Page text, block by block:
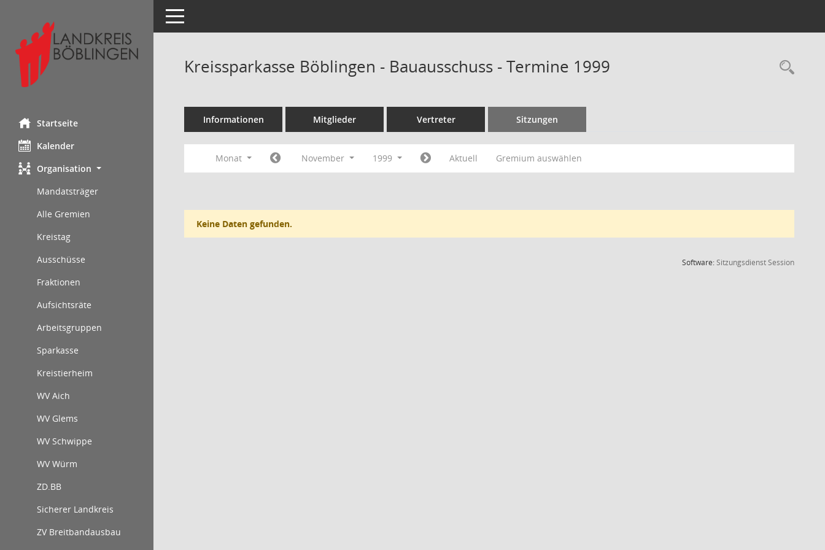
Startseite
Kalender
Organisation
Mandatsträger
Alle Gremien
Kreistag
Ausschüsse
Fraktionen
Aufsichtsräte
Arbeitsgruppen
Sparkasse
Kreistierheim
WV Aich
WV Glems
WV Schwippe
WV Würm
ZD.BB
Sicherer Landkreis
ZV Breitbandausbau
Toggle navigation
Kreissparkasse Böblingen - Bauausschuss - Termine 1999
Informationen Mitglieder Vertreter Sitzungen
Monat November 1999 Aktuell Gremium auswählen
Keine Daten gefunden.
Software:SitzungsdienstSession(Wird in